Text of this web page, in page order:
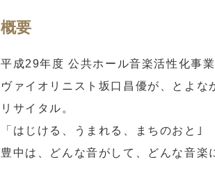
概要
平成29年度 公共ホール音楽活性化事業
ヴァイオリニスト坂口昌優が、とよ
リサイタル。
「はじける、うまれる、まちのおと｣
豊中は、どんな音がして、どんな音楽